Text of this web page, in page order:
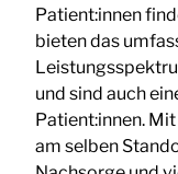
Patient:innen
bieten das
und sind auch
Patient:innen.
am selben